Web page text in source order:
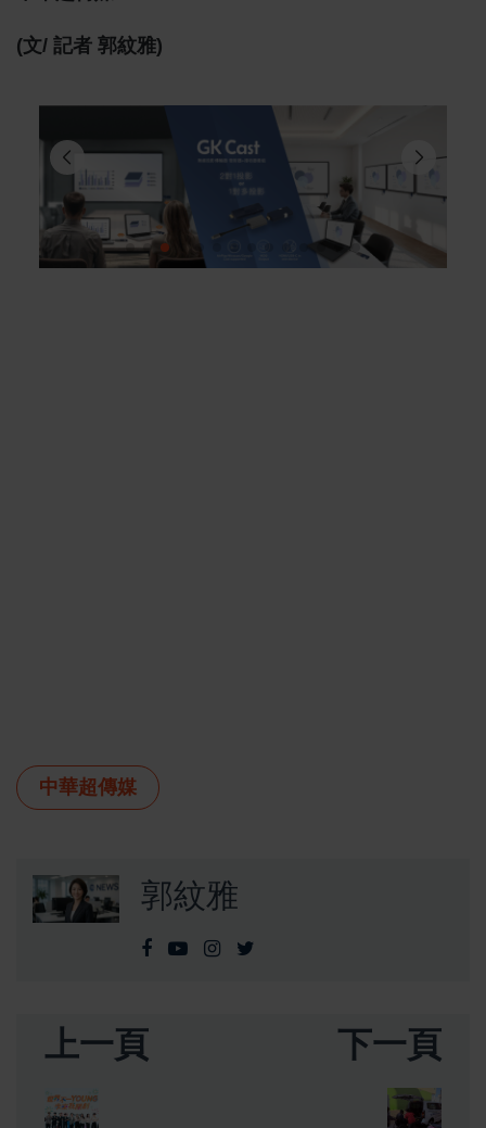
(文/ 記者 郭紋雅)
中華超傳媒
郭紋雅
上一頁 下一頁